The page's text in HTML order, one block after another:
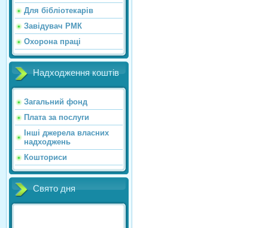
Для бібліотекарів
Завідувач РМК
Охорона праці
Надходження коштів
Загальний фонд
Плата за послуги
Інші джерела власних
надходжень
Кошториси
Свято дня